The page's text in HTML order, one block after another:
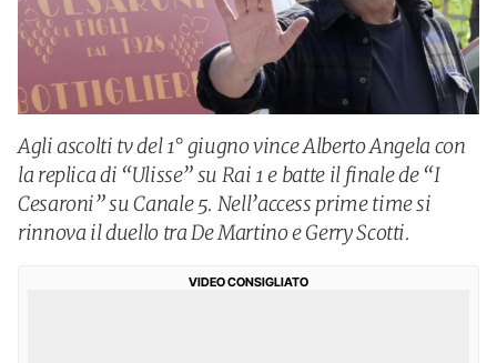
Agli ascolti tv del 1° giugno vince Alberto Angela con
la replica di “Ulisse” su Rai 1 e batte il finale de “I
Cesaroni” su Canale 5. Nell’access prime time si
rinnova il duello tra De Martino e Gerry Scotti.
VIDEO CONSIGLIATO